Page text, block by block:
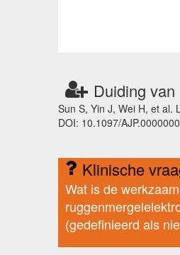
Duiding van
Sun S, Yin J, Wei H, et al.
DOI: 10.1097/
Klinische
Wat is de
(gedefinieerd als